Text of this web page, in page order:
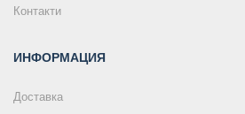
Контакти
ИНФОРМАЦИЯ
Доставка